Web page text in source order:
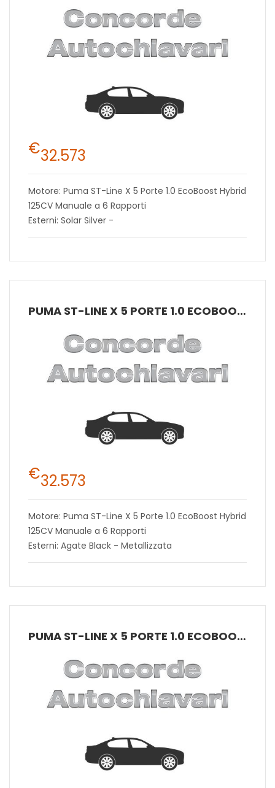
€32.573
Motore: Puma ST-Line X 5 Porte 1.0 EcoBoost Hybrid
125CV Manuale a 6 Rapporti
Esterni: Solar Silver -
PUMA ST-LINE X 5 PORTE 1.0 ECOBOOST HYBRID 125CV MANUALE A 6 RAPPORTI
€32.573
Motore: Puma ST-Line X 5 Porte 1.0 EcoBoost Hybrid
125CV Manuale a 6 Rapporti
Esterni: Agate Black - Metallizzata
PUMA ST-LINE X 5 PORTE 1.0 ECOBOOST HYBRID 125CV MANUALE A 6 RAPPORTI